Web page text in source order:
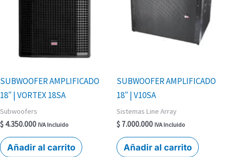
SUBWOOFER AMPLIFICADO
18″ | VORTEX 18SA
Subwoofers
$ 4.350.000 IVA Incluido
Añadir al carrito
SUBWOOFER AMPLIFICADO
18″ | V10SA
Sistemas Line Array
$ 7.000.000 IVA Incluido
Añadir al carrito